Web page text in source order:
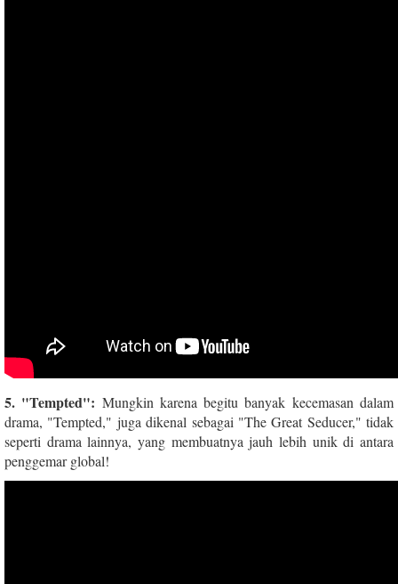
5. "Tempted": Mungkin karena begitu banyak kecemasan dalam
drama, "Tempted," juga dikenal sebagai "The Great Seducer," tidak
seperti drama lainnya, yang membuatnya jauh lebih unik di antara
penggemar global!